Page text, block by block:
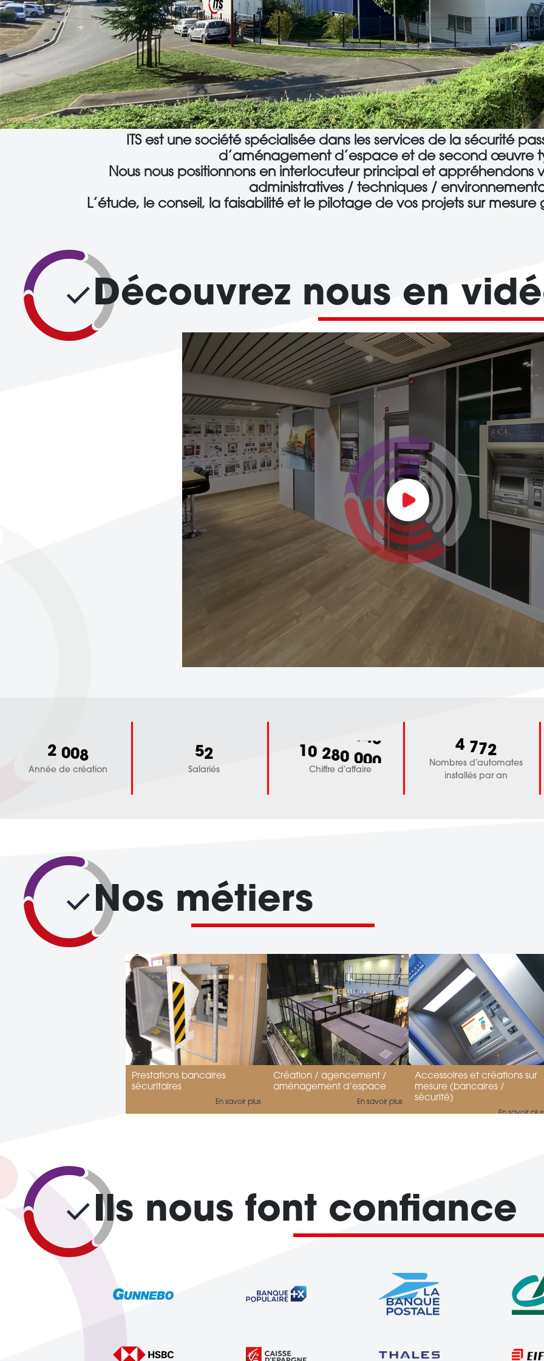
ITS est une société spécialisée dans les services de la sécurité
d’aménagement d’espace et de second œuvre
Nous nous positionnons en interlocuteur principal et appréhendons
administratives / techniques /
L’étude, le conseil, la faisabilité et le pilotage de vos projets sur
Découvrez nous en
2 008
Année de création
52
Salariés
1 0 280 00 0
Chiffre d’affaire
4 772
Nombres d’automates
installés par an
Nos métiers
Prestations bancaires
sécuritaires
En savoir plus
Création / agencement /
aménagement d’espace
En savoir plus
Accessoires et créations sur
mesure (bancaires /
sécurité)
En savoir plus
Ils nous font confiance